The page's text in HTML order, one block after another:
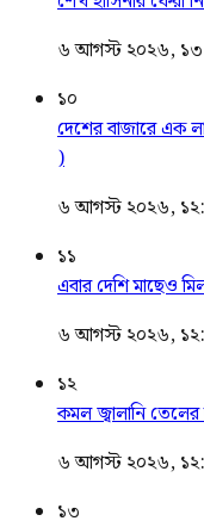
৬ আগস্ট ২০২৬,
১০
দেশের বাজারে এক
)
৬ আগস্ট ২০২৬,
১১
এবার দেশি মাছেও
৬ আগস্ট ২০২৬,
১২
কমল জ্বালানি তেলের
৬ আগস্ট ২০২৬,
১৩